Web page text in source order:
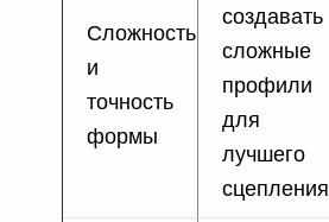
Сложность
и
точность
формы
создавать
сложные
профили
для
лучшего
сцепления